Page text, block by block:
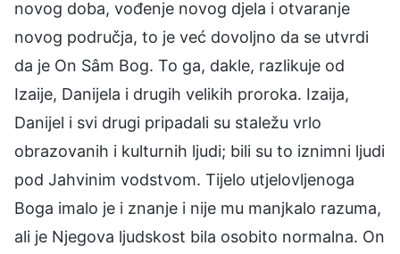
novog doba, vođenje novog djela i otvaranje
novog područja, to je već dovoljno da se utvrdi
da je On Sâm Bog. To ga, dakle, razlikuje od
Izaije, Danijela i drugih velikih proroka. Izaija,
Danijel i svi drugi pripadali su staležu vrlo
obrazovanih i kulturnih ljudi; bili su to iznimni ljudi
pod Jahvinim vodstvom. Tijelo utjelovljenoga
Boga imalo je i znanje i nije mu manjkalo razuma,
ali je Njegova ljudskost bila osobito normalna. On